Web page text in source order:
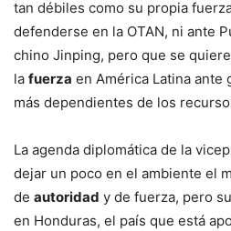
tan débiles como su propia
defenderse en la OTAN, ni ante
chino Jinping, pero que se
la fuerza en América Latina ante
más dependientes de los
La agenda diplomática de la
dejar un poco en el ambiente el
de autoridad y de fuerza, pero
en Honduras, el país que está